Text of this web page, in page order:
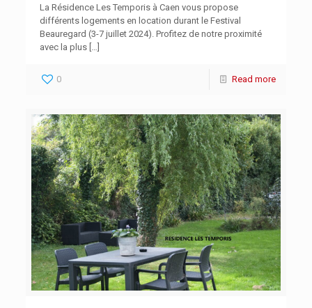
La Résidence Les Temporis à Caen vous propose
différents logements en location durant le Festival
Beauregard (3-7 juillet 2024). Profitez de notre proximité
avec la plus […]
0 Read more